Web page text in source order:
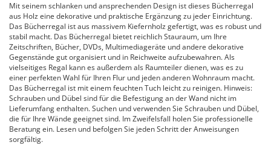
Mit seinem schlanken und ansprechenden Design ist dieses Bücherregal
aus Holz eine dekorative und praktische Ergänzung zu jeder Einrichtung.
Das Bücherregal ist aus massivem Kiefernholz gefertigt, was es robust und
stabil macht. Das Bücherregal bietet reichlich Stauraum, um Ihre
Zeitschriften, Bücher, DVDs, Multimediageräte und andere dekorative
Gegenstände gut organisiert und in Reichweite aufzubewahren. Als
vielseitiges Regal kann es außerdem als Raumteiler dienen, was es zu
einer perfekten Wahl für Ihren Flur und jeden anderen Wohnraum macht.
Das Bücherregal ist mit einem feuchten Tuch leicht zu reinigen. Hinweis:
Schrauben und Dübel sind für die Befestigung an der Wand nicht im
Lieferumfang enthalten. Suchen und verwenden Sie Schrauben und Dübel,
die für Ihre Wände geeignet sind. Im Zweifelsfall holen Sie professionelle
Beratung ein. Lesen und befolgen Sie jeden Schritt der Anweisungen
sorgfältig.